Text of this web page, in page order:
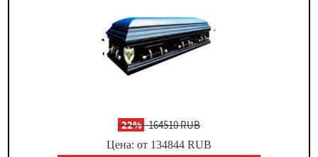
-22%164510 RUB
Цена: от 134844 RUB